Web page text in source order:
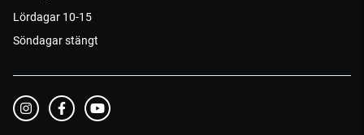
Lördagar 10-15
Söndagar stängt